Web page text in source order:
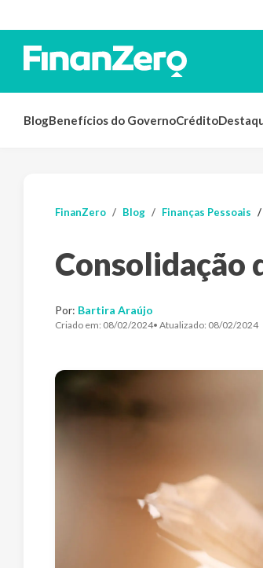
BlogBenefícios do GovernoCrédito
FinanZero Blog Finanças Pessoais
Consolidação
Por: Bartira Araújo
Criado em: 08/02/2024• Atualizado: 08/02/2024